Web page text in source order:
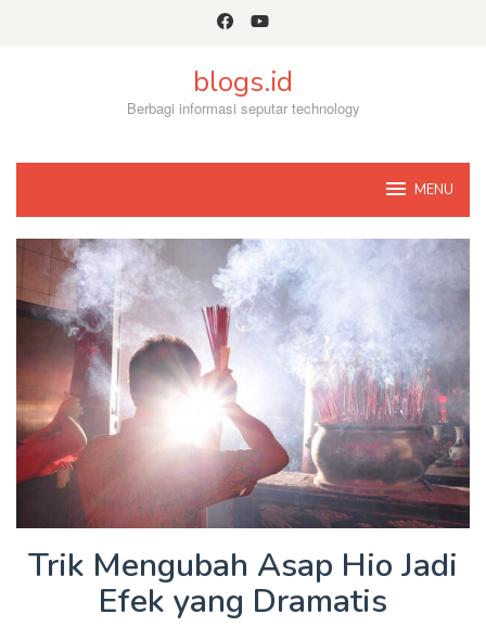
blogs.id
Berbagi informasi seputar technology
MENU
Trik Mengubah Asap Hio Jadi
Efek yang Dramatis